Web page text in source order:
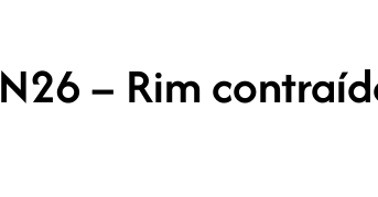
N26 – Rim